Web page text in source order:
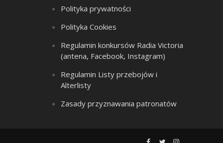
Polityka prywatności
Polityka Cookies
Regulamin konkursów Radia Victoria
(antena, Facebook, Instagram)
Regulamin Listy przebojów i
Alterlisty
Zasady przyznawania patronatów